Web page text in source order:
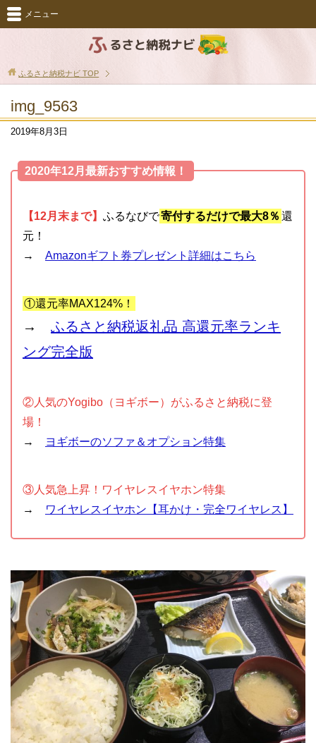
メニュー
ふるさと納税ナビ TOP
img_9563
2019年8月3日
2020年12月最新おすすめ情報！
【12月末まで】 ふるなびで寄付するだけで最大8％ 還
元！
→ Amazonギフト券プレゼント詳細はこちら
①還元率MAX124%！
→ ふるさと納税返礼品 高還元率ランキ
ング完全版
②人気のYogibo（ヨギボー）がふるさと納税に登
場！
→
ヨギボーのソファ＆オプション特集
③人気急上昇！ワイヤレスイヤホン特集
→
ワイヤレスイヤホン【耳かけ・完全ワイヤレス】